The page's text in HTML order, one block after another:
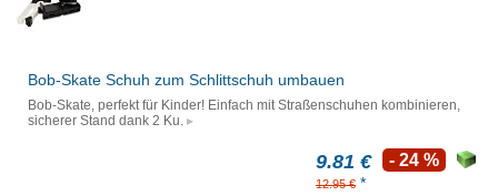
Bob-Skate Schuh zum Schlittschuh umbauen
Bob-Skate, perfekt für Kinder! Einfach mit Straßenschuhen kombinieren,
sicherer Stand dank 2 Ku.
9.81 €
12.95 € *
- 24 %